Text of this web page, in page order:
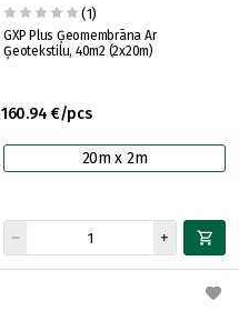
(1)
GXP Plus Ģeomembrāna Ar
Ģeotekstilu, 40m2 (2x20m)
160.94 €/pcs
20m x 2m